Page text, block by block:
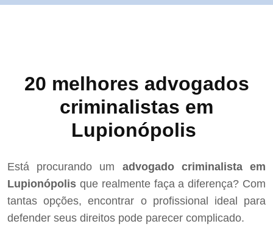
20 melhores advogados
criminalistas em
Lupionópolis
Está procurando um advogado criminalista em
Lupionópolis que realmente faça a diferença? Com
tantas opções, encontrar o profissional ideal para
defender seus direitos pode parecer complicado.